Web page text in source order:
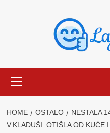
Menu
HOME OSTALO
NESTALA
V.KLADUŠI: OTIŠLA OD KUĆE